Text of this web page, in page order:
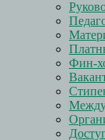
Фин-